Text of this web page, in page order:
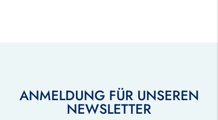
ANMELDUNG FÜR UNSEREN
NEWSLETTER